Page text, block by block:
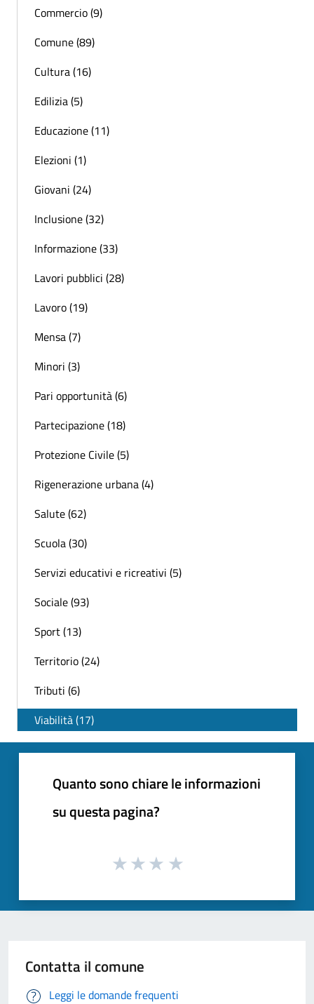
Commercio (9)
Comune (89)
Cultura (16)
Edilizia (5)
Educazione (11)
Elezioni (1)
Giovani (24)
Inclusione (32)
Informazione (33)
Lavori pubblici (28)
Lavoro (19)
Mensa (7)
Minori (3)
Pari opportunità (6)
Partecipazione (18)
Protezione Civile (5)
Rigenerazione urbana (4)
Salute (62)
Scuola (30)
Servizi educativi e ricreativi (5)
Sociale (93)
Sport (13)
Territorio (24)
Tributi (6)
Viabilità (17)
Quanto sono chiare le informazioni
su questa pagina?
Contatta il comune
Leggi le domande frequenti